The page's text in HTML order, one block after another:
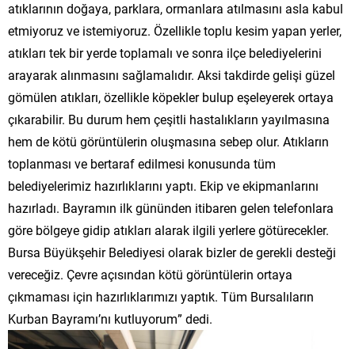
atıklarının doğaya, parklara, ormanlara atılmasını asla kabul
etmiyoruz ve istemiyoruz. Özellikle toplu kesim yapan yerler,
atıkları tek bir yerde toplamalı ve sonra ilçe belediyelerini
arayarak alınmasını sağlamalıdır. Aksi takdirde gelişi güzel
gömülen atıkları, özellikle köpekler bulup eşeleyerek ortaya
çıkarabilir. Bu durum hem çeşitli hastalıkların yayılmasına
hem de kötü görüntülerin oluşmasına sebep olur. Atıkların
toplanması ve bertaraf edilmesi konusunda tüm
belediyelerimiz hazırlıklarını yaptı. Ekip ve ekipmanlarını
hazırladı. Bayramın ilk gününden itibaren gelen telefonlara
göre bölgeye gidip atıkları alarak ilgili yerlere götürecekler.
Bursa Büyükşehir Belediyesi olarak bizler de gerekli desteği
vereceğiz. Çevre açısından kötü görüntülerin ortaya
çıkmaması için hazırlıklarımızı yaptık. Tüm Bursalıların
Kurban Bayramı’nı kutluyorum” dedi.